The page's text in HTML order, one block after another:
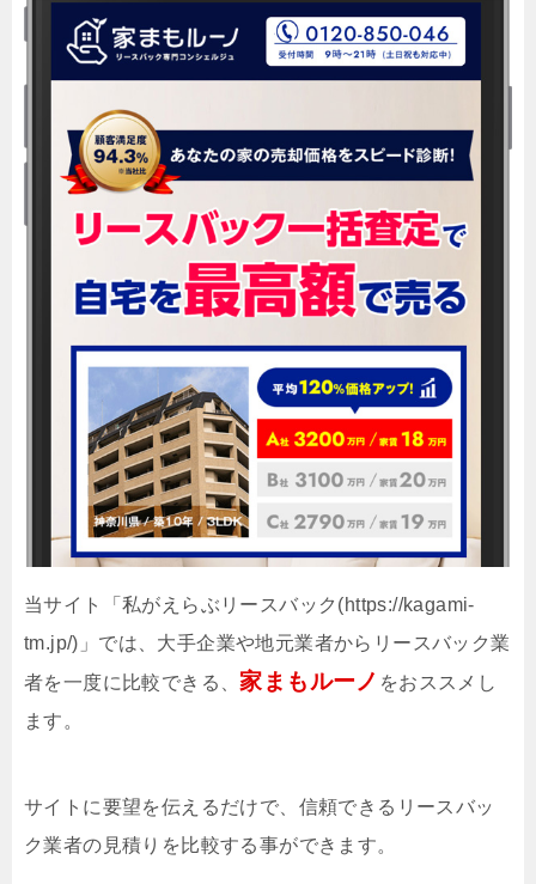
当サイト「私がえらぶリースバック(https://kagami-
tm.jp/)」では、大手企業や地元業者からリースバック業
者を一度に比較できる、家まもルーノ をおススメし
ます。
サイトに要望を伝えるだけで、信頼できるリースバッ
ク業者の見積りを比較する事ができます。